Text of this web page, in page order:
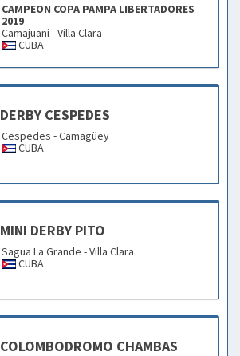
CAMPEON COPA PAMPA LIBERTADORES
2019
Camajuani - Villa Clara
CUBA
DERBY CESPEDES
Cespedes - Camagüey
CUBA
MINI DERBY PITO
Sagua La Grande - Villa Clara
CUBA
COLOMBODROMO CHAMBAS